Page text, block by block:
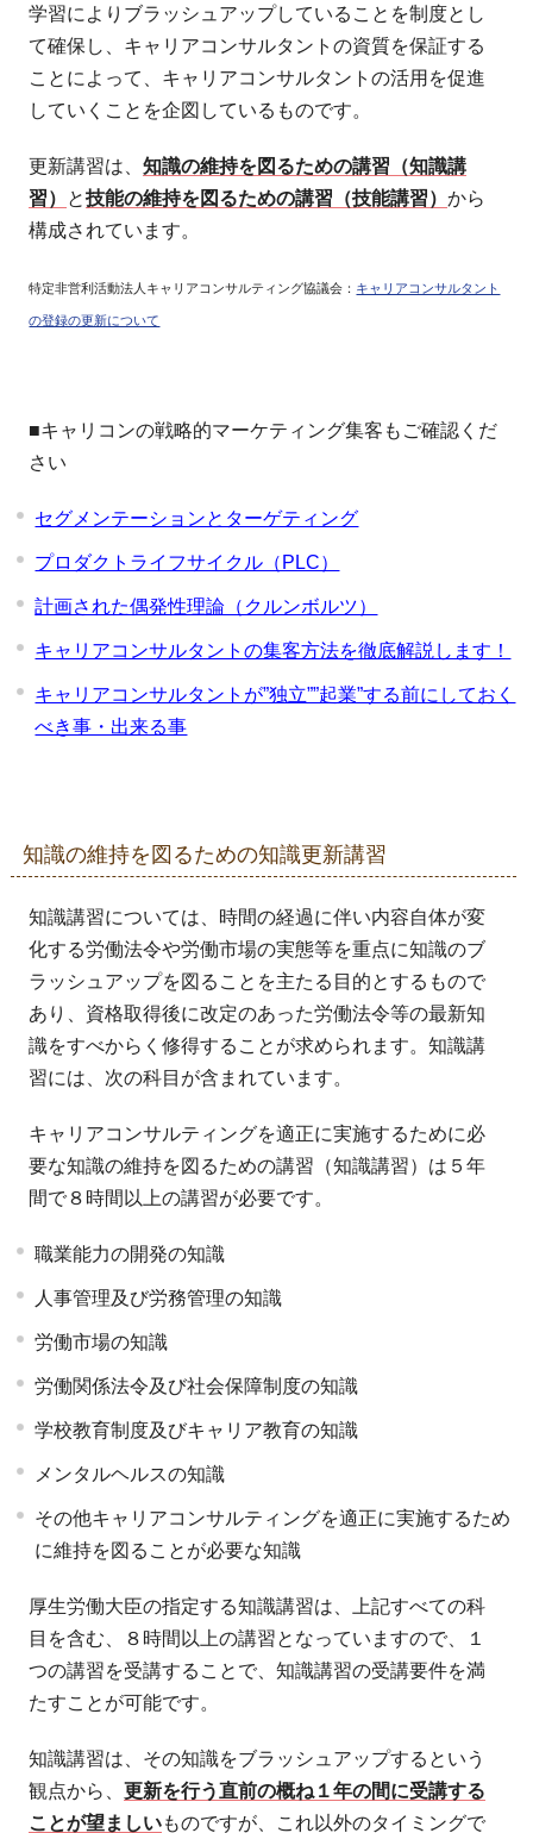
学習によりブラッシュアップしていることを制度とし
て確保し、キャリアコンサルタントの資質を保証する
ことによって、キャリアコンサルタントの活用を促進
していくことを企図しているものです。
更新講習は、知識の維持を図るための講習（知識講
習） と技能の維持を図るための講習（技能講習）から
構成されています。
特定非営利活動法人キャリアコンサルティング協議会： キャリアコンサルタント
の登録の更新について
■キャリコンの戦略的マーケティング集客もご確認くだ
さい
セグメンテーションとターゲティング
プロダクトライフサイクル（PLC）
計画された偶発性理論（クルンボルツ）
キャリアコンサルタントの集客方法を徹底解説します！
キャリアコンサルタントが”独立””起業”する前にしておく
べき事・出来る事
知識の維持を図るための知識更新講習
知識講習については、時間の経過に伴い内容自体が変
化する労働法令や労働市場の実態等を重点に知識のブ
ラッシュアップを図ることを主たる目的とするもので
あり、資格取得後に改定のあった労働法令等の最新知
識をすべからく修得することが求められます。知識講
習には、次の科目が含まれています。
キャリアコンサルティングを適正に実施するために必
要な知識の維持を図るための講習（知識講習）は５年
間で８時間以上の講習が必要です。
職業能力の開発の知識
人事管理及び労務管理の知識
労働市場の知識
労働関係法令及び社会保障制度の知識
学校教育制度及びキャリア教育の知識
メンタルヘルスの知識
その他キャリアコンサルティングを適正に実施するため
に維持を図ることが必要な知識
厚生労働大臣の指定する知識講習は、上記すべての科
目を含む、８時間以上の講習となっていますので、１
つの講習を受講することで、知識講習の受講要件を満
たすことが可能です。
知識講習は、その知識をブラッシュアップするという
観点から、更新を行う直前の概ね１年の間に受講する
ことが望ましいものですが、これ以外のタイミングで